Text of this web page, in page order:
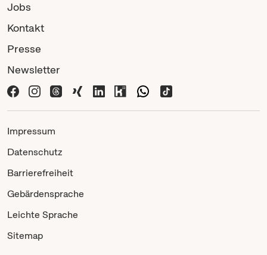
Jobs
Kontakt
Presse
Newsletter
Impressum
Datenschutz
Barrierefreiheit
Gebärdensprache
Leichte Sprache
Sitemap